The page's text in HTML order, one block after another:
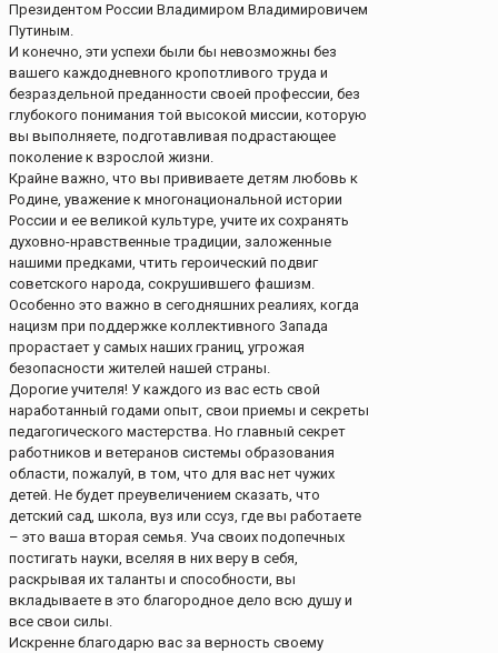
Президентом России Владимиром Владимировичем
Путиным.
И конечно, эти успехи были бы невозможны без
вашего каждодневного кропотливого труда и
безраздельной преданности своей профессии, без
глубокого понимания той высокой миссии, которую
вы выполняете, подготавливая подрастающее
поколение к взрослой жизни.
Крайне важно, что вы прививаете детям любовь к
Родине, уважение к многонациональной истории
России и ее великой культуре, учите их сохранять
духовно-нравственные традиции, заложенные
нашими предками, чтить героический подвиг
советского народа, сокрушившего фашизм.
Особенно это важно в сегодняшних реалиях, когда
нацизм при поддержке коллективного Запада
прорастает у самых наших границ, угрожая
безопасности жителей нашей страны.
Дорогие учителя! У каждого из вас есть свой
наработанный годами опыт, свои приемы и секреты
педагогического мастерства. Но главный секрет
работников и ветеранов системы образования
области, пожалуй, в том, что для вас нет чужих
детей. Не будет преувеличением сказать, что
детский сад, школа, вуз или ссуз, где вы работаете
– это ваша вторая семья. Уча своих подопечных
постигать науки, вселяя в них веру в себя,
раскрывая их таланты и способности, вы
вкладываете в это благородное дело всю душу и
все свои силы.
Искренне благодарю вас за верность своему